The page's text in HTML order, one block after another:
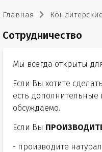
Главная
Сотрудничество
Мы всегда открыты
Если Вы хотите сделать
есть дополнительные
обсуждаемо.
Если Вы
- производите